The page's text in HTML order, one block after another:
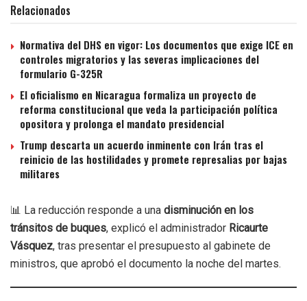
Relacionados
Normativa del DHS en vigor: Los documentos que exige ICE en
controles migratorios y las severas implicaciones del
formulario G-325R
El oficialismo en Nicaragua formaliza un proyecto de
reforma constitucional que veda la participación política
opositora y prolonga el mandato presidencial
Trump descarta un acuerdo inminente con Irán tras el
reinicio de las hostilidades y promete represalias por bajas
militares
📊 La reducción responde a una disminución en los
tránsitos de buques, explicó el administrador Ricaurte
Vásquez, tras presentar el presupuesto al gabinete de
ministros, que aprobó el documento la noche del martes.